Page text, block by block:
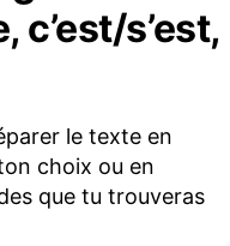
c’est/s’est,
le texte en
choix ou en
que tu trouveras